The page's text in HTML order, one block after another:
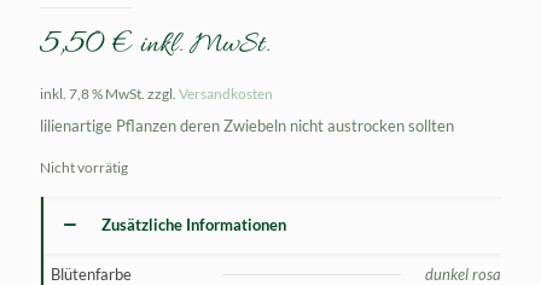
5,50€ inkl. MwSt.
inkl. 7,8 % MwSt. zzgl. Versandkosten
lilienartige Pflanzen deren Zwiebeln nicht austrocken sollten
Nicht vorrätig
Zusätzliche Informationen
Blütenfarbe dunkel rosa